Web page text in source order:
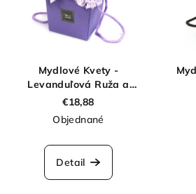
Mydlové Kvety -
Levanduľová Ruža a
Klinček
€18,88
Objednané
Detail